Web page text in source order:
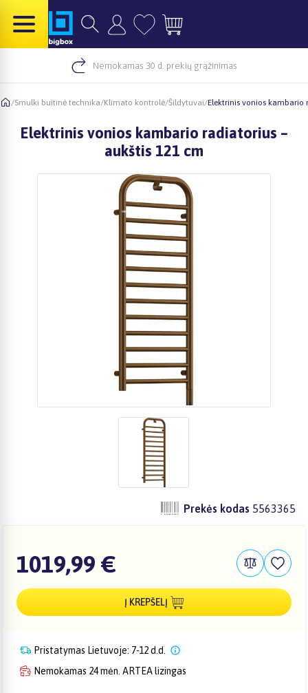
Nemokamas 30 d. prekių grąžinimas
/Smulki buitinė technika/Klimato kontrolė/Šildytuvai/Elektrinis vonios kambario
Elektrinis vonios kambario radiatorius –
aukštis 121 cm
Prekės kodas 5563365
1019,99 €
Į KREPŠELĮ
Pristatymas Lietuvoje: 7-12 d.d.
Nemokamas 24 mėn. ARTEA lizingas